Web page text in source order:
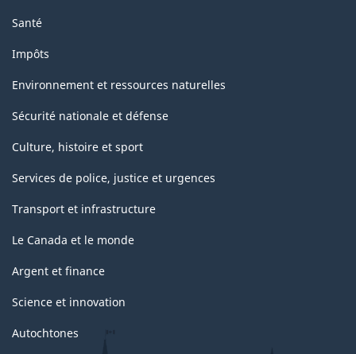
Santé
Impôts
Environnement et ressources naturelles
Sécurité nationale et défense
Culture, histoire et sport
Services de police, justice et urgences
Transport et infrastructure
Le Canada et le monde
Argent et finance
Science et innovation
Autochtones